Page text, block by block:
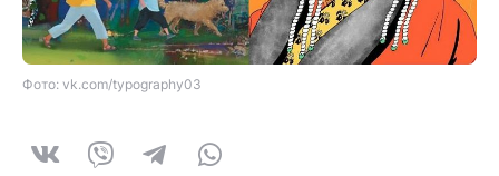
Фото: vk.com/typography03